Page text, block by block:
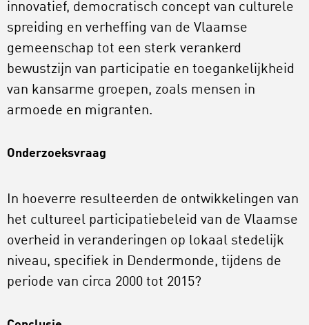
innovatief, democratisch concept van culturele
spreiding en verheffing van de Vlaamse
gemeenschap tot een sterk verankerd
bewustzijn van participatie en toegankelijkheid
van kansarme groepen, zoals mensen in
armoede en migranten.
Onderzoeksvraag
In hoeverre resulteerden de ontwikkelingen van
het cultureel participatiebeleid van de Vlaamse
overheid in veranderingen op lokaal stedelijk
niveau, specifiek in Dendermonde, tijdens de
periode van circa 2000 tot 2015?